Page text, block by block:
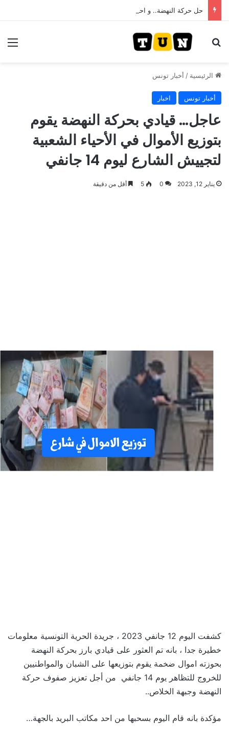
بحث عن
الرئيسية / أخبار تونس
أخبار تونس اخبار
عاجل… قيادي بحركة النهضة يقوم
بتوزيع الأموال في الأحياء الشعبية
لتجييش الشارع ليوم 14 جانفي
يناير 12, 2023 0
5 أقل من دقيقة
كشفت اليوم 12 جانفي 2023 ، جريدة الحرية التونسية معلومات
خطيرة جدا ، بانه تم العثور على قيادي بارز بحركة النهضة
بحوزته اموال ضخمة يقوم بتوزيعها على الشبان والمواطنيين
للخروج للتظاهر يوم 14 جانفي من أجل تعزيز صفوف حركة
النهضة وجبهة الخلاص..
مؤكدة بانه قام اليوم بسحبها من احد مكاتب البريد بالجهة…